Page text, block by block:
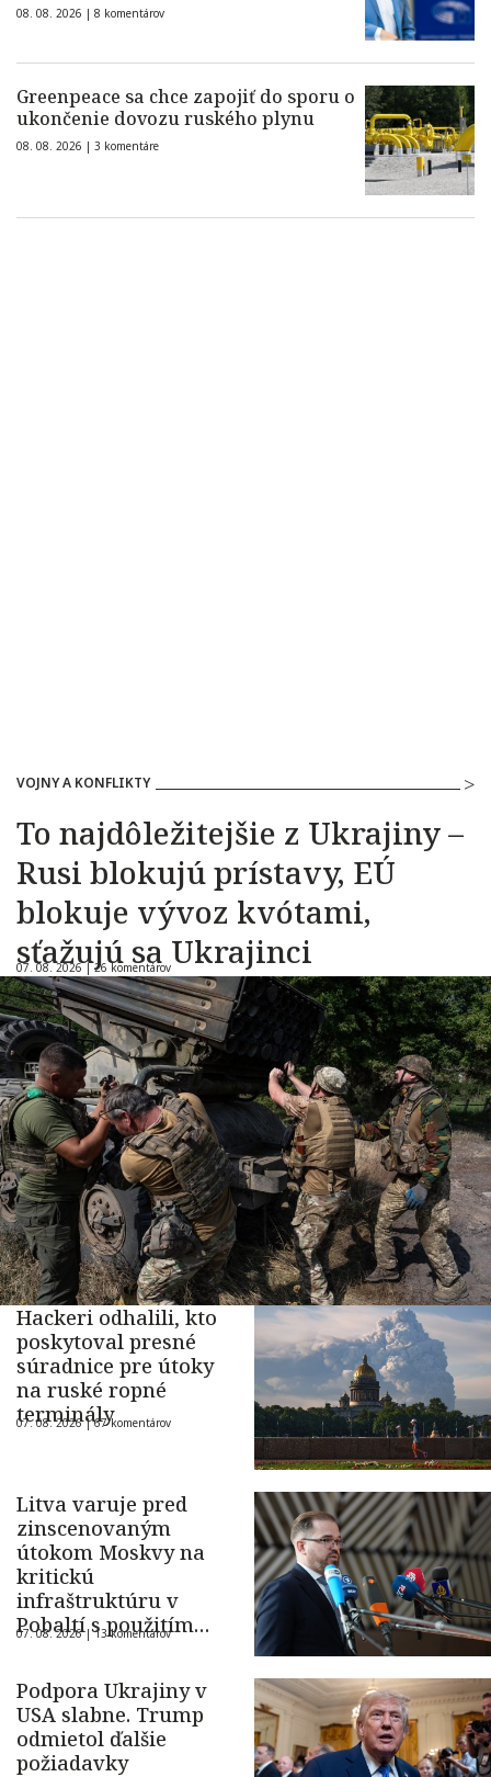
08. 08. 2026 | 8 komentárov
Greenpeace sa chce zapojiť do sporu o
ukončenie dovozu ruského plynu
08. 08. 2026 | 3 komentáre
VOJNY A KONFLIKTY
To najdôležitejšie z Ukrajiny –
Rusi blokujú prístavy, EÚ
blokuje vývoz kvótami,
sťažujú sa Ukrajinci
07. 08. 2026 |26 komentárov
Hackeri odhalili, kto
poskytoval presné
súradnice pre útoky
na ruské ropné
terminály
07. 08. 2026 |67 komentárov
Litva varuje pred
zinscenovaným
útokom Moskvy na
kritickú
infraštruktúru v
Pobaltí s použitím
ukrajinského dronu
07. 08. 2026 |13 komentárov
Podpora Ukrajiny v
USA slabne. Trump
odmietol ďalšie
požiadavky